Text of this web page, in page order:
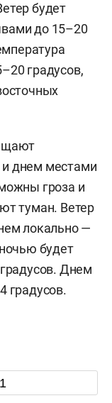
будет
до 15–20
градусов,
днем местами
гроза и
туман. Ветер
локально —
будет
Днем
градусов.
1